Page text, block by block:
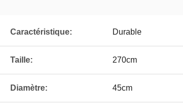
Caractéristique: Durable
Taille: 270cm
Diamètre: 45cm